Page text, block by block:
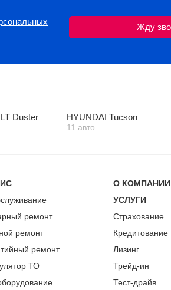
Duster HYUNDAI Tucson
11 авто
ремонт
ремонт
ремонт
ТО
О КОМПАНИИ
УСЛУГИ
Страхование
Кредитование
Лизинг
Трейд-ин
Тест-драйв